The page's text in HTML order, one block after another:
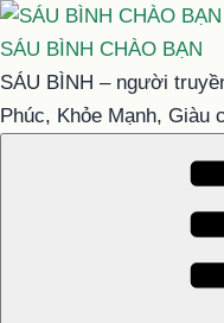
Chuyển
đến
phần
nội
SÁU BÌNH CHÀO BẠN
SÁU BÌNH – người
Phúc, Khỏe Mạnh, Giàu